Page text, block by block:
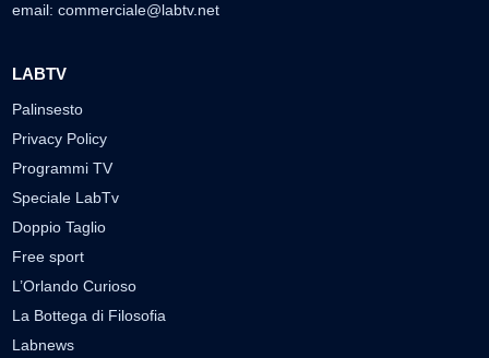
email: commerciale@labtv.net
LABTV
Palinsesto
Privacy Policy
Programmi TV
Speciale LabTv
Doppio Taglio
Free sport
L’Orlando Curioso
La Bottega di Filosofia
Labnews